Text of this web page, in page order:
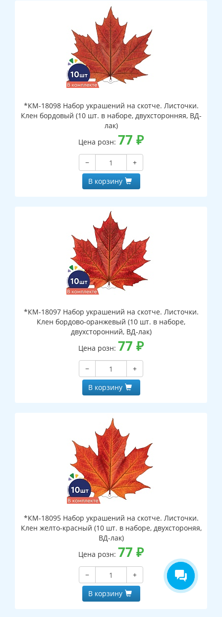
*КМ-18098 Набор украшений на скотче. Листочки.
Клен бордовый (10 шт. в наборе, двухсторонняя, ВД-
лак)
Цена розн: 77 ₽
−
+
В корзину
*КМ-18097 Набор украшений на скотче. Листочки.
Клен бордово-оранжевый (10 шт. в наборе,
двухсторонний, ВД-лак)
Цена розн: 77 ₽
−
+
В корзину
*КМ-18095 Набор украшений на скотче. Листочки.
Клен желто-красный (10 шт. в наборе, двухстороняя,
ВД-лак)
Цена розн: 77 ₽
−
+
В корзину